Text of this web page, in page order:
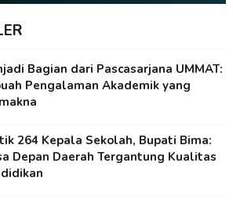
Bagian dari Pascasarjana UMMAT:
Pengalaman Akademik yang
264 Kepala Sekolah, Bupati Bima:
Depan Daerah Tergantung Kualitas